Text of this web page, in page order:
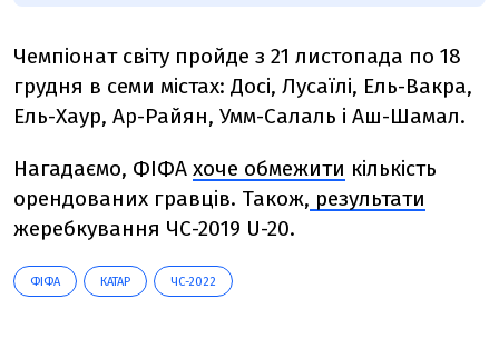
Чемпіонат світу пройде з 21 листопада по 18
грудня в семи містах: Досі, Лусаїлі, Ель-Вакра,
Ель-Хаур, Ар-Райян, Умм-Салаль і Аш-Шамал.
Нагадаємо, ФІФА хоче обмежити кількість
орендованих гравців. Також, результати
жеребкування ЧС-2019 U-20.
ФІФА КАТАР ЧС-2022